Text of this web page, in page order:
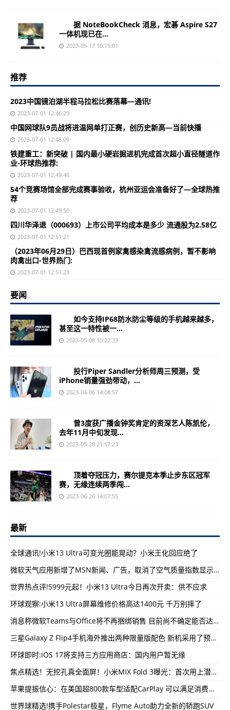
据 NoteBookCheck 消息，宏碁 Aspire S27
一体机现已在...
2023-05-17 10:15:01
推荐
2023中国镜泊湖半程马拉松比赛落幕—通讯!
2023-07-01 12:46:29
中国网球队9员战将进温网单打正赛，创历史新高—当前快播
2023-07-01 12:48:09
铁建重工：新突破 | 国内最小硬岩掘进机完成首次超小直径隧道作
业-环球热推荐:
2023-07-01 12:49:46
54个竞赛场馆全部完成赛事验收，杭州亚运会准备好了—全球热推
荐
2023-07-01 12:49:50
四川华泽退（000693）上市公司平均成本是多少 流通股为2.58亿
2023-07-01 12:51:21
（2023年06月29日）巴西现首例家禽感染禽流感病例，暂不影响
肉禽出口-世界热门:
2023-07-01 12:51:23
要闻
如今支持IP68防水防尘等级的手机越来越多，
甚至这一特性被一...
2023-05-08 10:22:33
投行Piper Sandler分析师周三预测，受
iPhone销量强劲带动，...
2023-04-06 14:08:57
曾3度获广播金钟奖肯定的资深艺人陈凯伦，
去年11月中旬发现...
2023-05-29 21:57:23
顶着夺冠压力，赛尔提克本季止步东区冠军
赛，无缘连续两季闯...
2023-06-20 14:07:55
最新
全球通讯!小米13 Ultra可变光圈能晃动？小米王化回应绝了
微软天气应用新增了MSN新闻、广告，取消了空气质量指数显示，引发用户不满
世界热点评!5999元起！小米13 Ultra今日再次开卖：供不应求
环球观察:小米13 Ultra屏幕维修价格高达1400元 千万别摔了
消息称微软Teams与Office将不再捆绑销售 目前尚不确定能否达成协议
三星Galaxy Z Flip4手机海外推出两种限量版配色 新机采用了预先定制的颜色搭配
环球即时:iOS 17将支持三方应用商店：国内用户暂无缘
焦点精选！无挖孔真全面屏！小米MIX Fold 3曝光：首次用上潜望式长焦
苹果提振信心：在美国超800款车型适配CarPlay 可以满足消费者的不同使用需求
世界球精选!携手Polestar极星，Flyme Auto助力全新的轿跑SUV